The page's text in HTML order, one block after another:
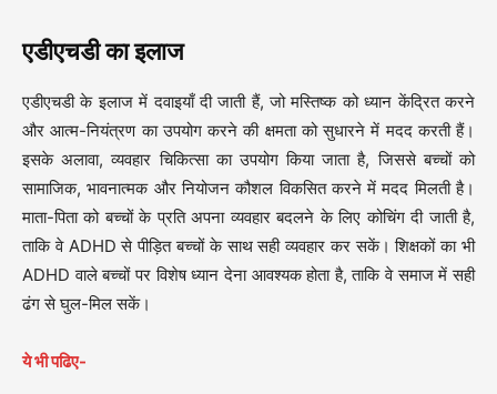
एडीएचडी का इलाज
एडीएचडी के इलाज में दवाइयाँ दी जाती हैं, जो मस्तिष्क को ध्यान केंद्रित करने
और आत्म-नियंत्रण का उपयोग करने की क्षमता को सुधारने में मदद करती हैं।
इसके अलावा, व्यवहार चिकित्सा का उपयोग किया जाता है, जिससे बच्चों को
सामाजिक, भावनात्मक और नियोजन कौशल विकसित करने में मदद मिलती है।
माता-पिता को बच्चों के प्रति अपना व्यवहार बदलने के लिए कोचिंग दी जाती है,
ताकि वे ADHD से पीड़ित बच्चों के साथ सही व्यवहार कर सकें। शिक्षकों का भी
ADHD वाले बच्चों पर विशेष ध्यान देना आवश्यक होता है, ताकि वे समाज में सही
ढंग से घुल-मिल सकें।
ये भी पढिए-